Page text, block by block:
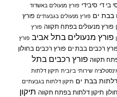
בי די סיבידי פורץ מנעולים באשדוד
בבת ים פורץ מנעולים בגבעתיים פורץ
פורץ מנעולים בפתח תקווה פורץ
פורץ מנעולים בתל אביב פורץ
רכבים בבת ים פורץ רכבים בחולון
תקווה פורץ רכבים בתל
שירותי ביובית תיקון דלתות
דלתות בבת ים תיקון דלתות בגבעתיים
תיקון דלתות בפתח תקווה תיקון